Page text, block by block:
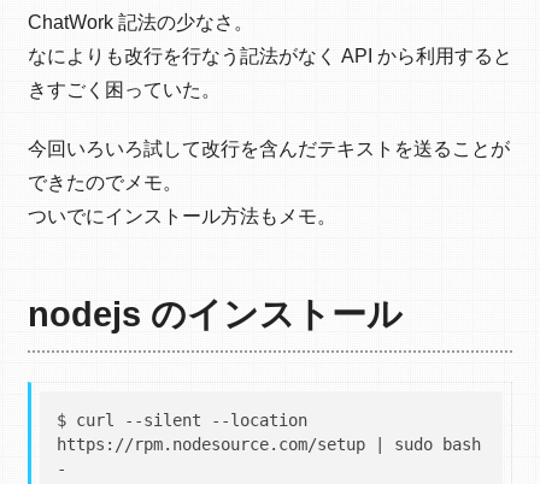
ChatWork 記法の少なさ。
なによりも改行を行なう記法がなく API から利用すると
きすごく困っていた。
今回いろいろ試して改行を含んだテキストを送ることが
できたのでメモ。
ついでにインストール方法もメモ。
nodejs のインストール
$ curl --silent --location
https://rpm.nodesource.com/setup | sudo bash
-